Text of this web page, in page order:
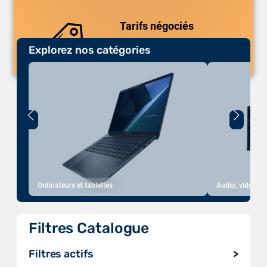
Explorez nos catégories
Ordinateurs et tablettes Audio, vidéo,
Filtres Catalogue
Filtres actifs
Tarifs négociés
Des prix compétitifs adaptés aux
volumes.